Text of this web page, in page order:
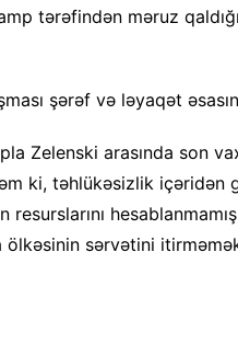
tərəfindən məruz
şərəf və ləyaqət
Zelenski arasında son
ki, təhlükəsizlik içəridən
ölkəsinin sərvətini